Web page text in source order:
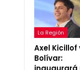
La Región
Axel
Bolívar: